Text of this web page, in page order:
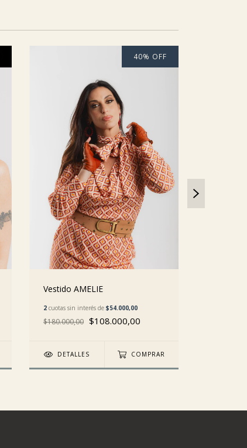
40% OFF
Vestido AMELIE
2 cuotas sin interés de $54.000,00
$180.000,00 $108.000,00
DETALLES COMPRAR